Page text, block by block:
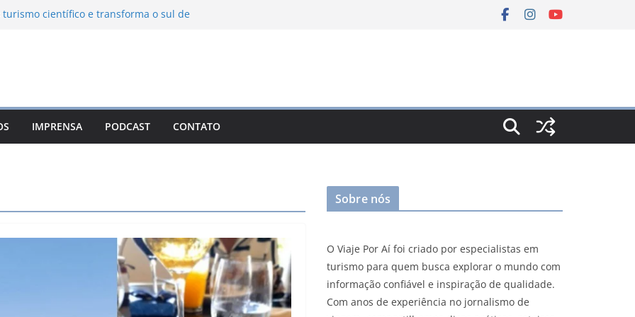
científico e transforma o sul de
das serras brasileiras
Ambiental Immensità bate recorde de
do Jordão
León: o Pueblo Mágico com ruas
e turismo à beira da represa
IMPRENSA PODCAST CONTATO
Sobre nós
O Viaje Por Aí foi criado por especialistas em
turismo para quem busca explorar o mundo com
informação confiável e inspiração de qualidade.
Com anos de experiência no jornalismo de